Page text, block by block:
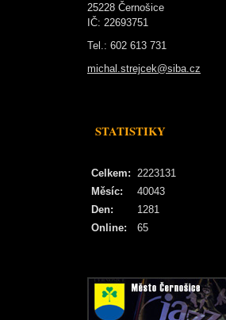
25228 Černošice
IČ: 22693751
Tel.: 602 613 731
michal.strejcek@siba.cz
STATISTIKY
Online: 65
Celkem: 2223131
Měsíc:
40043
Den:
1281